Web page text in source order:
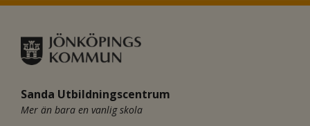
Sanda Utbildningscentrum
Mer än bara en vanlig skola